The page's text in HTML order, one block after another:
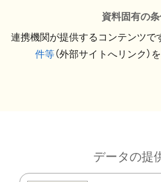
資料固有の
連携機関が提供するコンテンツで
件等（外部サイトへリンク）
データの提